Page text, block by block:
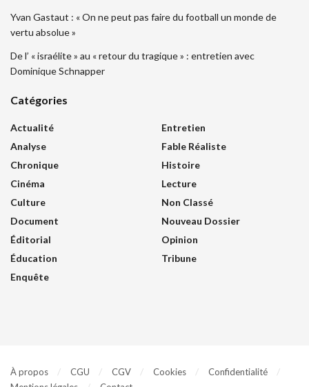
Yvan Gastaut : « On ne peut pas faire du football un monde de
vertu absolue »
De l’ « israélite » au « retour du tragique » : entretien avec
Dominique Schnapper
Catégories
Actualité
Analyse
Chronique
Cinéma
Culture
Document
Éditorial
Éducation
Enquête
Entretien
Fable Réaliste
Histoire
Lecture
Non Classé
Nouveau Dossier
Opinion
Tribune
À propos CGU CGV Cookies
Confidentialité